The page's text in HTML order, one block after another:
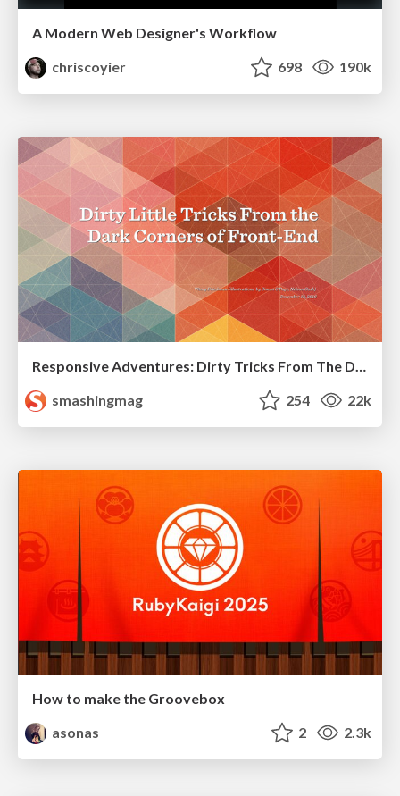
A Modern Web Designer's Workflow
chriscoyier
698 190k
Responsive Adventures: Dirty Tricks From The Dark Corners of Front-End
smashingmag
254 22k
How to make the Groovebox
asonas
2 2.3k